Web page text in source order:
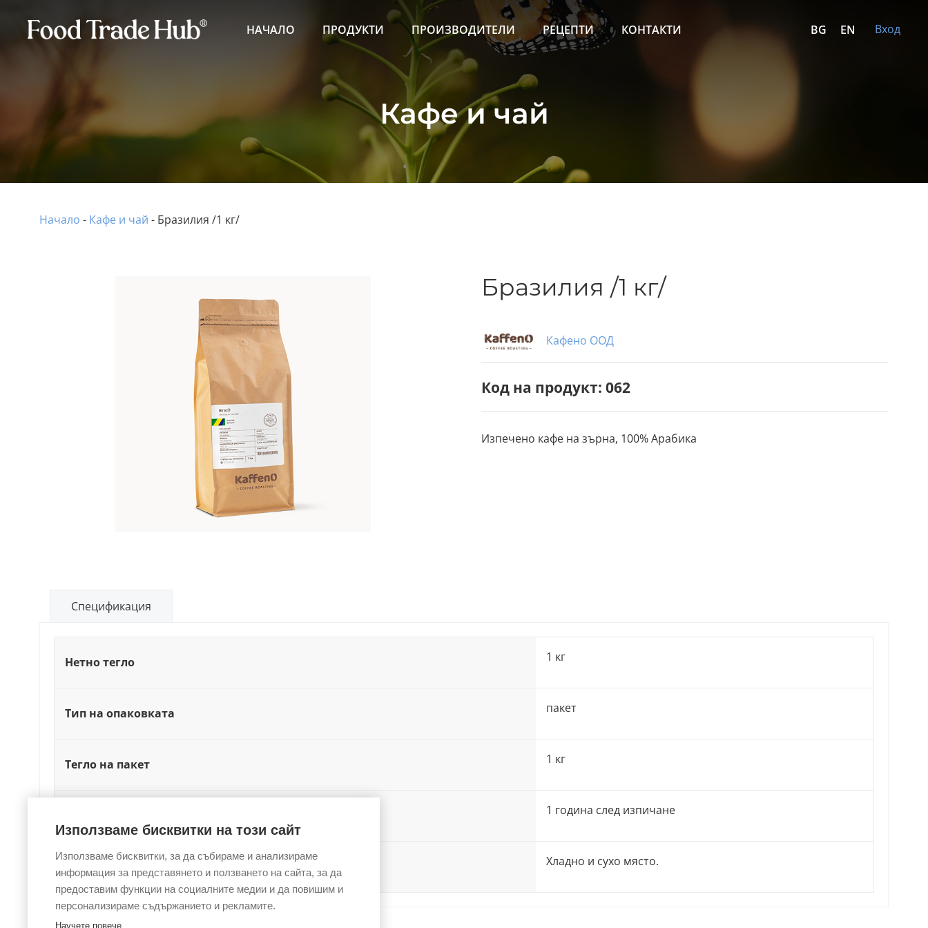
BG EN
НАЧАЛО ПРОДУКТИ ПРОИЗВОДИТЕЛИ РЕЦЕПТИ КОНТАКТИ Вход
Кафе и чай
Начало - Кафе и чай - Бразилия /1 кг/
Бразилия /1 кг/
Кафено ООД
Код на продукт: 062
Изпечено кафе на зърна, 100% Арабика
Спецификация
Нетно тегло 1 кг
Тип на опаковката пакет
Тегло на пакет 1 кг
1 година след изпичане
Температура за съхраниение (°C) Хладно и сухо място.
Използваме бисквитки на този сайт
Използваме бисквитки, за да събираме и анализираме
информация за представянето и ползването на сайта, за да
предоставим функции на социалните медии и да повишим и
персонализираме съдържанието и рекламите.
Научете повече